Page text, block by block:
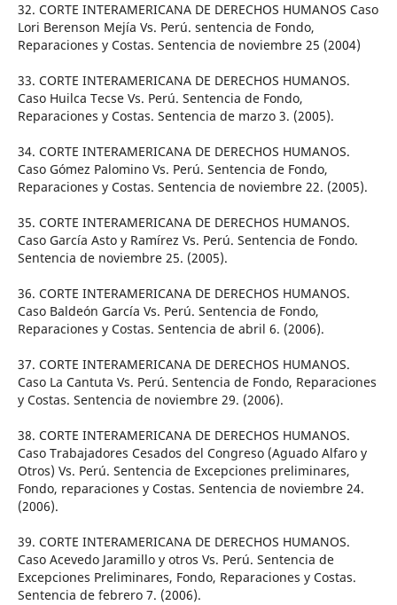
32. CORTE INTERAMERICANA DE DERECHOS HUMANOS Caso
Lori Berenson Mejía Vs. Perú. sentencia de Fondo,
Reparaciones y Costas. Sentencia de noviembre 25 (2004)
33. CORTE INTERAMERICANA DE DERECHOS HUMANOS.
Caso Huilca Tecse Vs. Perú. Sentencia de Fondo,
Reparaciones y Costas. Sentencia de marzo 3. (2005).
34. CORTE INTERAMERICANA DE DERECHOS HUMANOS.
Caso Gómez Palomino Vs. Perú. Sentencia de Fondo,
Reparaciones y Costas. Sentencia de noviembre 22. (2005).
35. CORTE INTERAMERICANA DE DERECHOS HUMANOS.
Caso García Asto y Ramírez Vs. Perú. Sentencia de Fondo.
Sentencia de noviembre 25. (2005).
36. CORTE INTERAMERICANA DE DERECHOS HUMANOS.
Caso Baldeón García Vs. Perú. Sentencia de Fondo,
Reparaciones y Costas. Sentencia de abril 6. (2006).
37. CORTE INTERAMERICANA DE DERECHOS HUMANOS.
Caso La Cantuta Vs. Perú. Sentencia de Fondo, Reparaciones
y Costas. Sentencia de noviembre 29. (2006).
38. CORTE INTERAMERICANA DE DERECHOS HUMANOS.
Caso Trabajadores Cesados del Congreso (Aguado Alfaro y
Otros) Vs. Perú. Sentencia de Excepciones preliminares,
Fondo, reparaciones y Costas. Sentencia de noviembre 24.
(2006).
39. CORTE INTERAMERICANA DE DERECHOS HUMANOS.
Caso Acevedo Jaramillo y otros Vs. Perú. Sentencia de
Excepciones Preliminares, Fondo, Reparaciones y Costas.
Sentencia de febrero 7. (2006).